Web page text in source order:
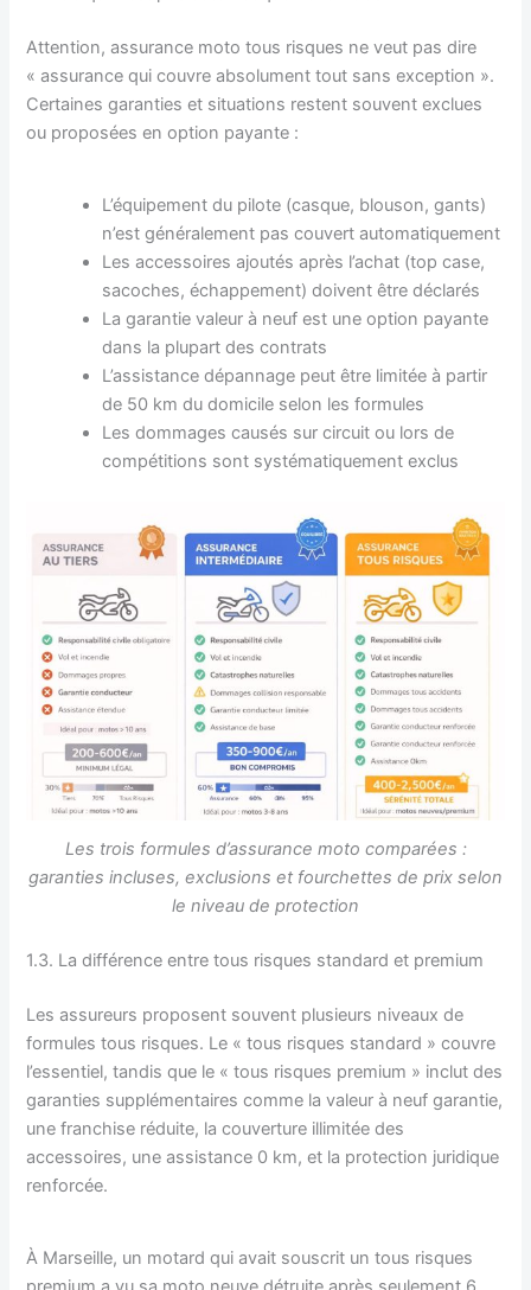
Attention, assurance moto tous risques ne veut pas dire
« assurance qui couvre absolument tout sans exception ».
Certaines garanties et situations restent souvent exclues
ou proposées en option payante :
L’équipement du pilote (casque, blouson, gants)
n’est généralement pas couvert automatiquement
Les accessoires ajoutés après l’achat (top case,
sacoches, échappement) doivent être déclarés
La garantie valeur à neuf est une option payante
dans la plupart des contrats
L’assistance dépannage peut être limitée à partir
de 50 km du domicile selon les formules
Les dommages causés sur circuit ou lors de
compétitions sont systématiquement exclus
Les trois formules d’assurance moto comparées :
garanties incluses, exclusions et fourchettes de prix selon
le niveau de protection
1.3. La différence entre tous risques standard et premium
Les assureurs proposent souvent plusieurs niveaux de
formules tous risques. Le « tous risques standard » couvre
l’essentiel, tandis que le « tous risques premium » inclut des
garanties supplémentaires comme la valeur à neuf garantie,
une franchise réduite, la couverture illimitée des
accessoires, une assistance 0 km, et la protection juridique
renforcée.
À Marseille, un motard qui avait souscrit un tous risques